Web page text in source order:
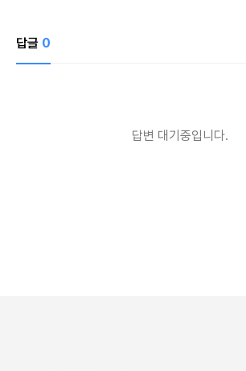
답글 0
답변 대기중입니다.
드림페이스
수집 및 이용 목적 달성 또는 시술 완료 후 파기합